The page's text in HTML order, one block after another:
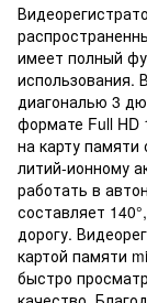
имеет полный
использования.
диагональю 3
формате Full HD
на карту
литий-ионному
работать в
составляет
дорогу.
картой памяти
быстро